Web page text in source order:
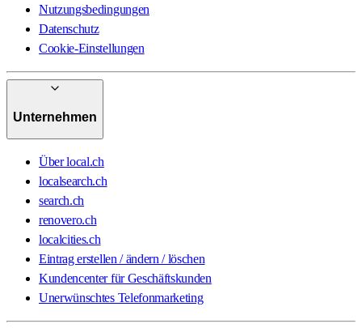
Nutzungsbedingungen
Datenschutz
Cookie-Einstellungen
Unternehmen
Über local.ch
localsearch.ch
search.ch
renovero.ch
localcities.ch
Eintrag erstellen / ändern / löschen
Kundencenter für Geschäftskunden
Unerwünschtes Telefonmarketing